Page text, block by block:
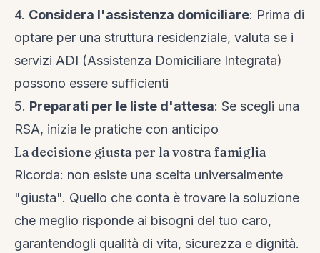
4. Considera l'assistenza domiciliare: Prima di
optare per una struttura residenziale, valuta se i
servizi ADI (Assistenza Domiciliare Integrata)
possono essere sufficienti
5. Preparati per le liste d'attesa: Se scegli una
RSA, inizia le pratiche con anticipo
La decisione giusta per la vostra famiglia
Ricorda: non esiste una scelta universalmente
"giusta". Quello che conta è trovare la soluzione
che meglio risponde ai bisogni del tuo caro,
garantendogli qualità di vita, sicurezza e dignità.